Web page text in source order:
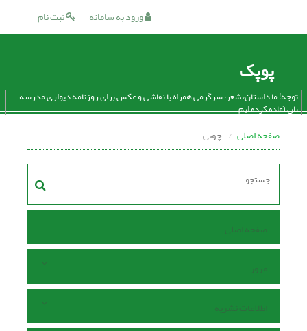
ثبت نام ورود به سامانه
پوپک
توجه! ما داستان، شعر، سرگرمی همراه با نقاشی و عکس برای روزنامه دیواری مدرسه
تان آماده کرده ایم.
صفحه اصلی چوبی
صفحه اصلی
مرور
اطلاعات نشریه